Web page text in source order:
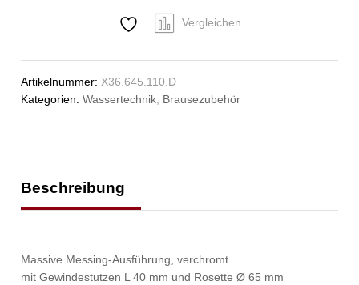
Vergleichen
Artikelnummer:X36.645.110.D
Kategorien:Wassertechnik, Brausezubehör
Beschreibung
Massive Messing-Ausführung, verchromt
mit Gewindestutzen L 40 mm und Rosette Ø 65 mm